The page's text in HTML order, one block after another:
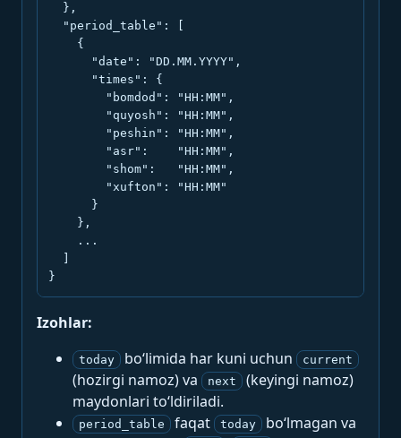
  },
  "period_table": [
    {
      "date": "DD.MM.YYYY",
      "times": {
        "bomdod": "HH:MM",
        "quyosh": "HH:MM",
        "peshin": "HH:MM",
        "asr":    "HH:MM",
        "shom":   "HH:MM",
        "xufton": "HH:MM"
      }
    },
    ...
}
Izohlar:
today bo‘limida har kuni uchun current
(hozirgi namoz) va next
(keyingi namoz)
maydonlari to‘ldiriladi.
period_table faqat today
bo‘lmagan va